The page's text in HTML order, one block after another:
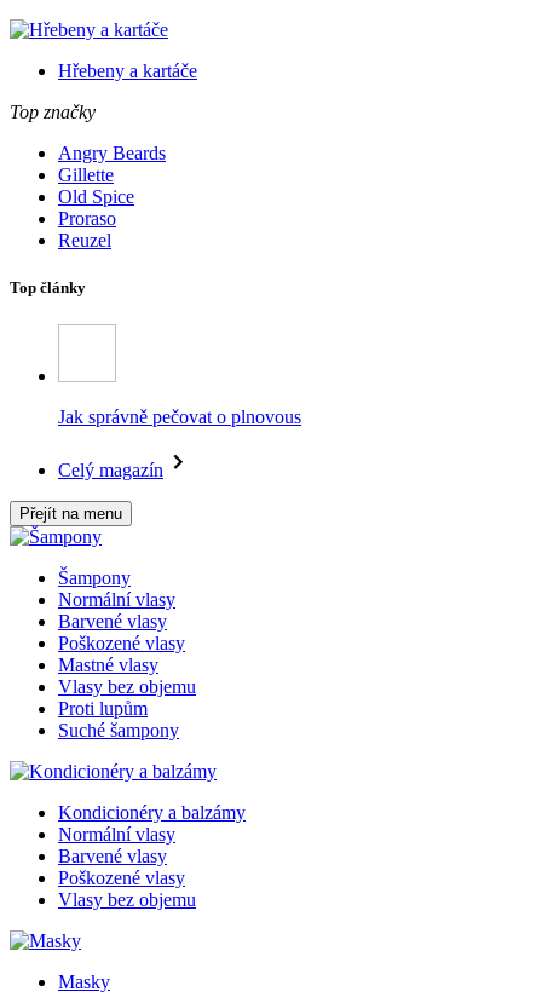
Hřebeny a kartáče
Top značky
Angry Beards
Gillette
Old Spice
Proraso
Reuzel
Top články
Jak správně pečovat o plnovous
Celý magazín
Přejít na menu
Šampony
Normální vlasy
Barvené vlasy
Poškozené vlasy
Mastné vlasy
Vlasy bez objemu
Proti lupům
Suché šampony
Kondicionéry a balzámy
Normální vlasy
Barvené vlasy
Poškozené vlasy
Vlasy bez objemu
Masky